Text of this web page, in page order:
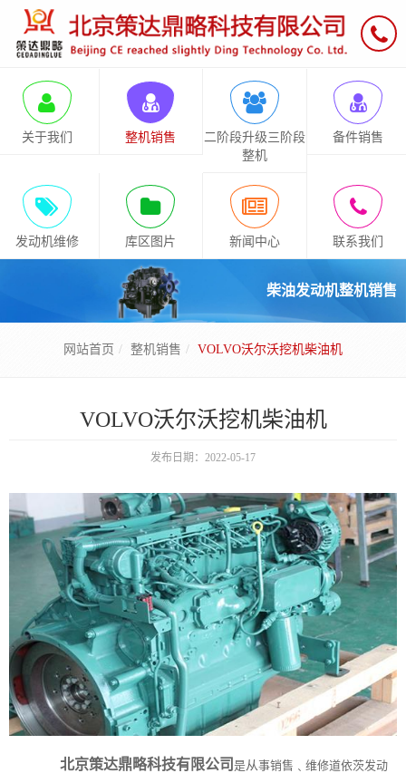
关于我们 整机销售
二阶段升级三阶段
整机
备件销售
发动机维修 库区图片 新闻中心 联系我们
柴油发动机整机销售
网站首页 整机销售 VOLVO沃尔沃挖机柴油机
VOLVO沃尔沃挖机柴油机
发布日期：2022-05-17
北京策达鼎略科技有限公司 是从事销售﹑维修道依茨发动